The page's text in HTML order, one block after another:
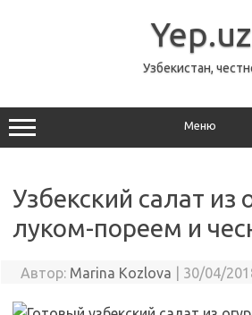
Yep.uz
Узбекистан,
Меню
Узбекский салат из
луком-пореем и
Автор: Marina Kozlova 30/04/